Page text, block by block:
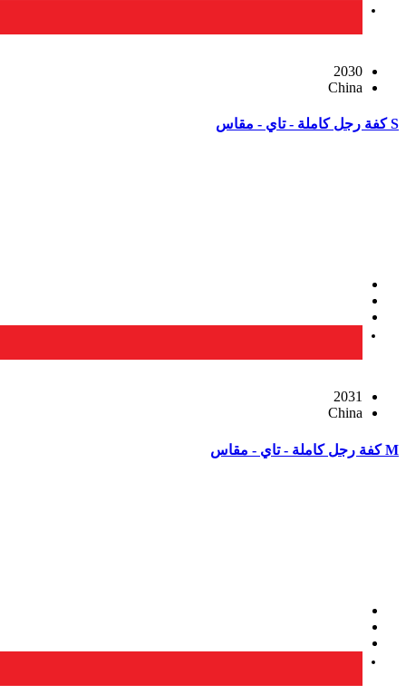
2030
China
S كفة رجل كاملة - تاي - مقاس
2031
China
M كفة رجل كاملة - تاي - مقاس